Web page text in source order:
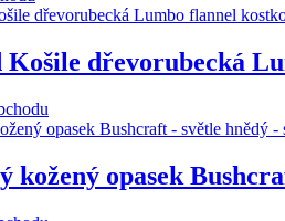
Košile dřevorubecká
kožený opasek